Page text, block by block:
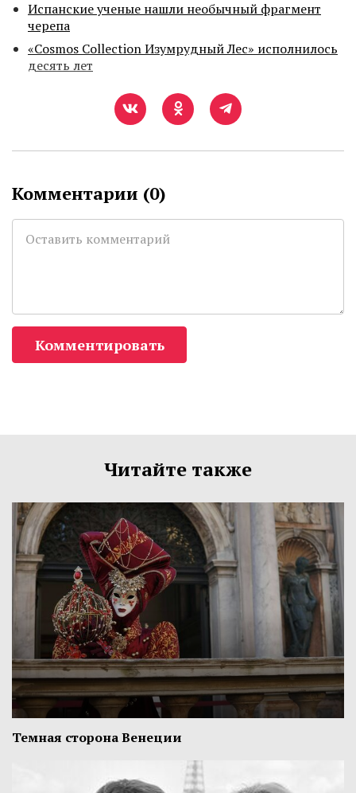
Испанские ученые нашли необычный фрагмент
черепа
«Cosmos Collection Изумрудный Лес» исполнилось
десять лет
Комментарии (0)
Комментировать
Читайте также
Темная сторона Венеции